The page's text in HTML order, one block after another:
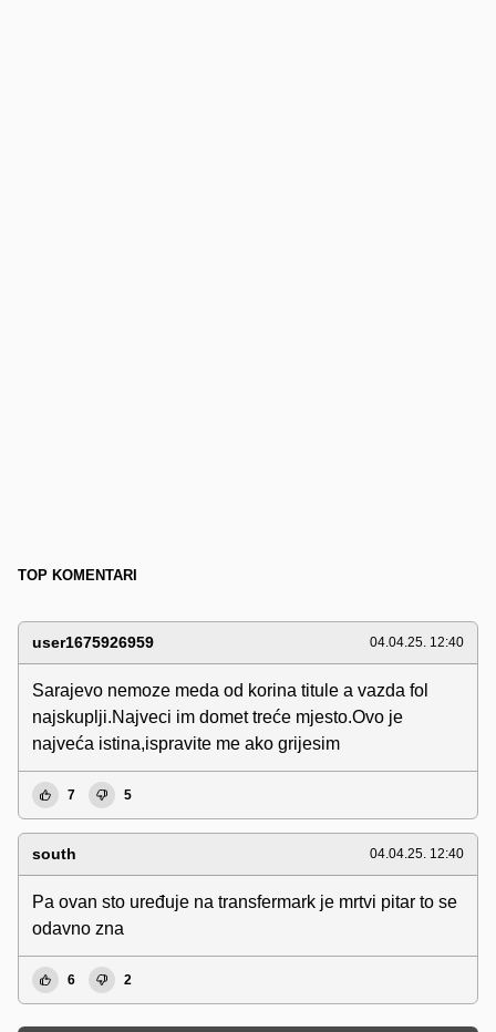
TOP KOMENTARI
user1675926959 04.04.25. 12:40
Sarajevo nemoze meda od korina titule a vazda fol
najskuplji.Najveci im domet treće mjesto.Ovo je
najveća istina,ispravite me ako grijesim
7 5
south 04.04.25. 12:40
Pa ovan sto uređuje na transfermark je mrtvi pitar to se
odavno zna
6 2